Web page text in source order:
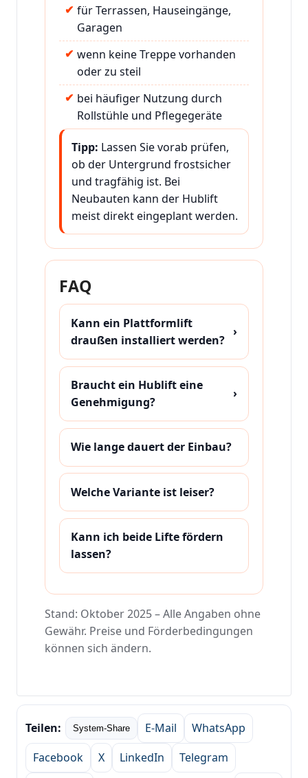
für Terrassen, Hauseingänge,
Garagen
wenn keine Treppe vorhanden
oder zu steil
bei häufiger Nutzung durch
Rollstühle und Pflegegeräte
Tipp: Lassen Sie vorab prüfen,
ob der Untergrund frostsicher
und tragfähig ist. Bei
Neubauten kann der Hublift
meist direkt eingeplant werden.
FAQ
Kann ein Plattformlift
draußen installiert werden?
›
Braucht ein Hublift eine
Genehmigung?
›
Wie lange dauert der Einbau?
Welche Variante ist leiser?
Kann ich beide Lifte fördern
lassen?
Stand: Oktober 2025 – Alle Angaben ohne
Gewähr. Preise und Förderbedingungen
können sich ändern.
Teilen: System-Share E‑Mail
WhatsApp
Facebook
X LinkedIn Telegram